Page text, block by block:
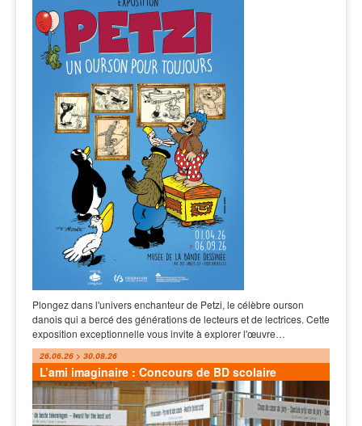
Plongez dans l'univers enchanteur de Petzi, le célèbre ourson
danois qui a bercé des générations de lecteurs et de lectrices. Cette
exposition exceptionnelle vous invite à explorer l'œuvre…
26.06.26 > 30.08.26
L’ami imaginaire : Concours de BD scolaire